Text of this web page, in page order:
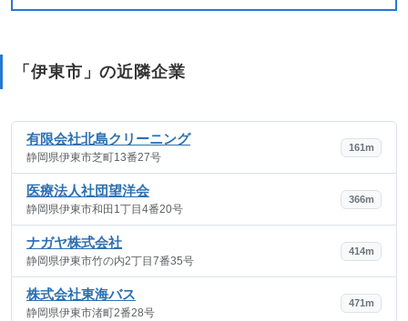
「伊東市」の近隣企業
有限会社北島クリーニング
静岡県伊東市芝町13番27号
161m
医療法人社団望洋会
静岡県伊東市和田1丁目4番20号
366m
ナガヤ株式会社
静岡県伊東市竹の内2丁目7番35号
414m
株式会社東海バス
静岡県伊東市渚町2番28号
471m